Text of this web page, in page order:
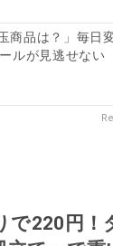
商品は？」毎日
ルが見逃せない
で220円！